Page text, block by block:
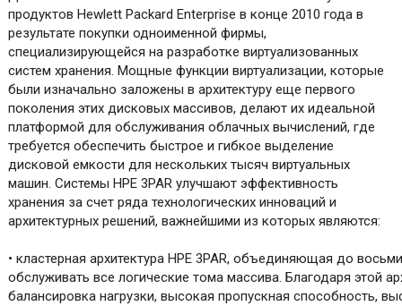
продуктов Hewlett Packard Enterprise в конце 2010 года в
результате покупки одноименной фирмы,
специализирующейся на разработке виртуализованных
систем хранения. Мощные функции виртуализации, которые
были изначально заложены в архитектуру еще первого
поколения этих дисковых массивов, делают их идеальной
платформой для обслуживания облачных вычислений, где
требуется обеспечить быстрое и гибкое выделение
дисковой емкости для нескольких тысяч виртуальных
машин. Системы HPE 3PAR улучшают эффективность
хранения за счет ряда технологических инноваций и
архитектурных решений, важнейшими из которых являются:
• кластерная архитектура HPE 3PAR, объединяющая до
обслуживать все логические тома массива. Благодаря этой
балансировка нагрузки, высокая пропускная способность,